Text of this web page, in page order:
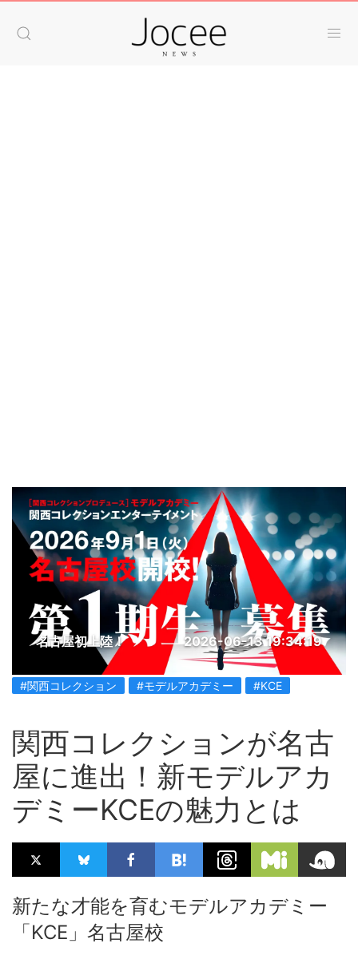
名古屋初上陸！ 2026-06-13 19:34:19
#関西コレクション #モデルアカデミー #KCE
関西コレクションが名古
屋に進出！新モデルアカ
デミーKCEの魅力とは
新たな才能を育むモデルアカデミー
「KCE」名古屋校